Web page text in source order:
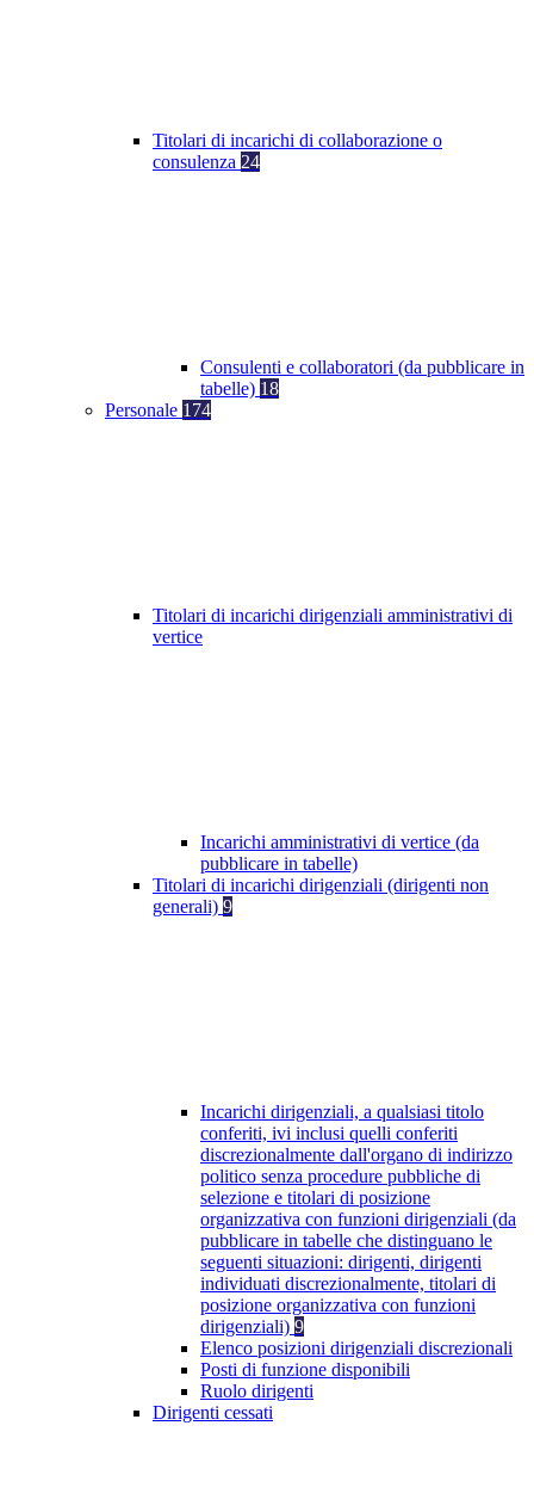
Titolari di incarichi di collaborazione o
consulenza 24
Consulenti e collaboratori (da pubblicare in
tabelle) 18
Personale 174
Titolari di incarichi dirigenziali amministrativi di
vertice
Incarichi amministrativi di vertice (da
pubblicare in tabelle)
Titolari di incarichi dirigenziali (dirigenti non
generali) 9
Incarichi dirigenziali, a qualsiasi titolo
conferiti, ivi inclusi quelli conferiti
discrezionalmente dall'organo di indirizzo
politico senza procedure pubbliche di
selezione e titolari di posizione
organizzativa con funzioni dirigenziali (da
pubblicare in tabelle che distinguano le
seguenti situazioni: dirigenti, dirigenti
individuati discrezionalmente, titolari di
posizione organizzativa con funzioni
dirigenziali) 9
Elenco posizioni dirigenziali discrezionali
Posti di funzione disponibili
Ruolo dirigenti
Dirigenti cessati